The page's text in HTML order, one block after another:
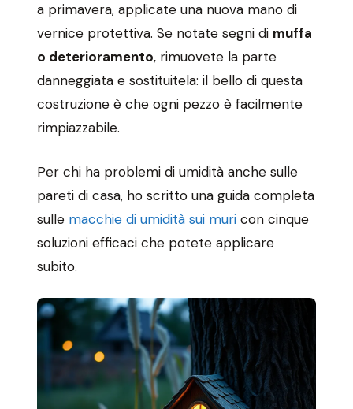
a primavera, applicate una nuova mano di
vernice protettiva. Se notate segni di muffa
o deterioramento, rimuovete la parte
danneggiata e sostituitela: il bello di questa
costruzione è che ogni pezzo è facilmente
rimpiazzabile.
Per chi ha problemi di umidità anche sulle
pareti di casa, ho scritto una guida completa
sulle macchie di umidità sui muri con cinque
soluzioni efficaci che potete applicare
subito.